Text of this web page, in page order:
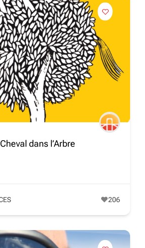
dans l’Arbre
206